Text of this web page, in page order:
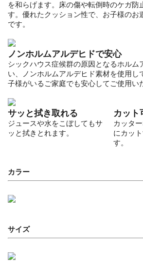
を和らげます。床の傷や転倒時のケガ防
す。優れたクッション性で、お子様のお
です。
ノンホルムアルデヒドで安心
シックハウス症候群の原因となるホルム
い、ノンホルムアルデヒド素材を使用し
子様がいるご家庭でも安心してご使用い
サッと拭き取れる
ジュースや水をこぼしてもサ
ッと拭きとれます。
カット
カッタ
にカッ
す。
カラー
サイズ